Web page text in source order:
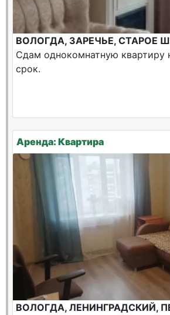
ВОЛОГДА, ЗАРЕЧЬЕ, СТАРОЕ
Сдам однокомнатную квартиру
срок.
Аренда: Квартира
ВОЛОГДА, ЛЕНИНГРАДСКИЙ,